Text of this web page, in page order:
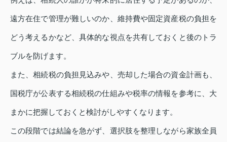
遠方在住で管理が難しいのか、維持費や固定資産税の負担を
どう考えるかなど、具体的な視点を共有しておくと後のトラ
ブルを防げます。
また、相続税の負担見込みや、売却した場合の資金計画も、
国税庁が公表する相続税の仕組みや税率の情報を参考に、大
まかに把握しておくと検討がしやすくなります。
この段階では結論を急がず、選択肢を整理しながら家族全員